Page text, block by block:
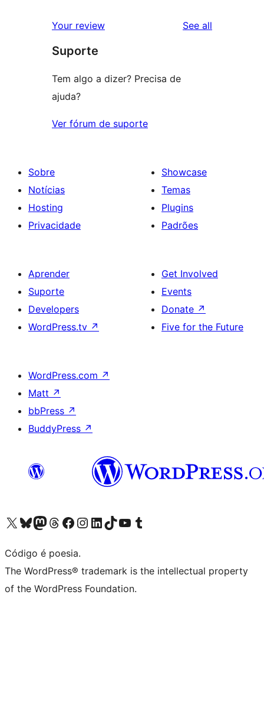
Your review See all
Suporte
Tem algo a dizer? Precisa de
ajuda?
Ver fórum de suporte
Sobre
Notícias
Hosting
Privacidade
Showcase
Temas
Plugins
Padrões
Aprender
Suporte
Developers
WordPress.tv ↗
Get Involved
Events
Donate ↗
Five for the Future
WordPress.com ↗
Matt ↗
bbPress ↗
BuddyPress ↗
Visite a nossa conta X (antigo Twitter)
Visit our Bluesky account
Visit our Mastodon account
Visit our Threads account
Visite a nossa página do Facebook
Visite a nossa conta no Instagram
Visite a nossa conta no LinkedIn
Visit our TikTok account
Visit our YouTube channel
Visit our Tumblr account
Código é poesia.
The WordPress® trademark is the intellectual property
of the WordPress Foundation.